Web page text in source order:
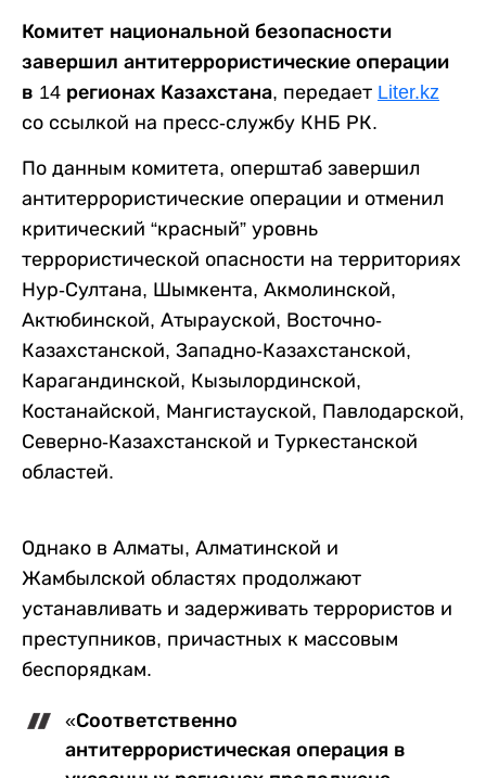
Комитет национальной безопасности
завершил антитеррористические операции
в 14 регионах Казахстана, передает Liter.kz
со ссылкой на пресс-службу КНБ РК.
По данным комитета, оперштаб завершил
антитеррористические операции и отменил
критический “красный” уровнь
террористической опасности на территориях
Нур-Султана, Шымкента, Акмолинской,
Актюбинской, Атырауской, Восточно-
Казахстанской, Западно-Казахстанской,
Карагандинской, Кызылординской,
Костанайской, Мангистауской, Павлодарской,
Северно-Казахстанской и Туркестанской
областей.
Однако в Алматы, Алматинской и
Жамбылской областях продолжают
устанавливать и задерживать террористов и
преступников, причастных к массовым
беспорядкам.
«Соответственно
антитеррористическая операция в